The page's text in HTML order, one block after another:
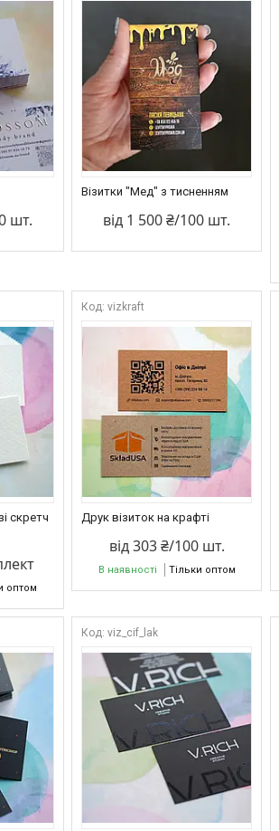
шт.
Візитки "Мед" з тисненням
від 1 500 ₴/100 шт.
скретч
оптом
vizkraft
Друк візиток на крафті
від 303 ₴/100 шт.
В наявності Тільки оптом
viz_cif_lak